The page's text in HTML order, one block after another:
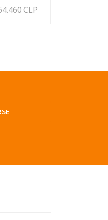
CLP